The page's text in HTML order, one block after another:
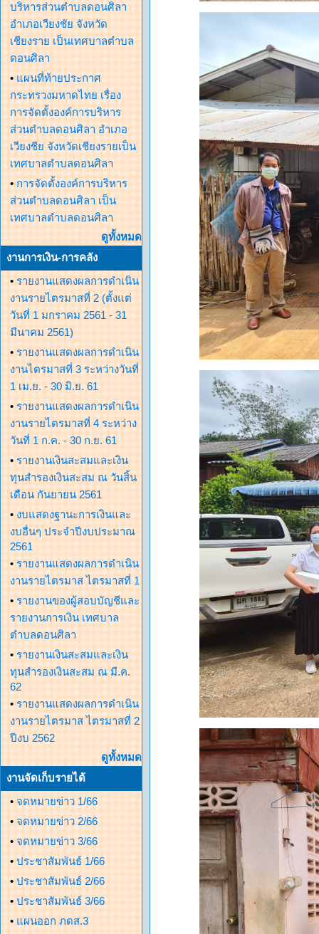
บริหารส่วนตำบลดอนศิลา
อำเภอเวียงชัย จังหวัด
เชียงราย เป็นเทศบาลตำบล
ดอนศิลา
• แผนที่ท้ายประกาศ
กระทรวงมหาดไทย เรื่อง
การจัดตั้งองค์การบริหาร
ส่วนตำบลดอนศิลา อำเภอ
เวียงชีย จังหวัดเชียงรายเป็น
เทศบาลตำบลดอนศิลา
• การจัดตั้งองค์การบริหาร
ส่วนตำบลดอนศิลา เป็น
เทศบาลตำบลดอนศิลา
ดูทั้งหมด
งานการเงิน-การคลัง
• รายงานแสดงผลการดำเนิน
งานรายไตรมาสที่ 2 (ตั้งแต่
วันที่ 1 มกราคม 2561 - 31
มีนาคม 2561)
• รายงานแสดงผลการดำเนิน
งานไตรมาสที่ 3 ระหว่างวันที่
1 เม.ย. - 30 มิ.ย. 61
• รายงานแสดงผลการดำเนิน
งานรายไตรมาสที่ 4 ระหว่าง
วันที่ 1 ก.ค. - 30 ก.ย. 61
• รายงานเงินสะสมและเงิน
ทุนสำรองเงินสะสม ณ วันสิ้น
เดือน กันยายน 2561
• งบแสดงฐานะการเงินและ
งบอื่นๆ ประจำปีงบประมาณ
2561
• รายงานแสดงผลการดำเนิน
งานรายไตรมาส ไตรมาสที่ 1
• รายงานของผู้สอบบัญชีและ
รายงานการเงิน เทศบาล
ตำบลดอนศิลา
• รายงานเงินสะสมและเงิน
ทุนสำรองเงินสะสม ณ มี.ค.
62
• รายงานแสดงผลการดำเนิน
งานรายไตรมาส ไตรมาสที่ 2
ปีงบ 2562
ดูทั้งหมด
งานจัดเก็บรายได้
• จดหมายข่าว 1/66
• จดหมายข่าว 2/66
• จดหมายข่าว 3/66
• ประชาสัมพันธ์ 1/66
• ประชาสัมพันธ์ 2/66
• ประชาสัมพันธ์ 3/66
• แผนออก ภดส.3